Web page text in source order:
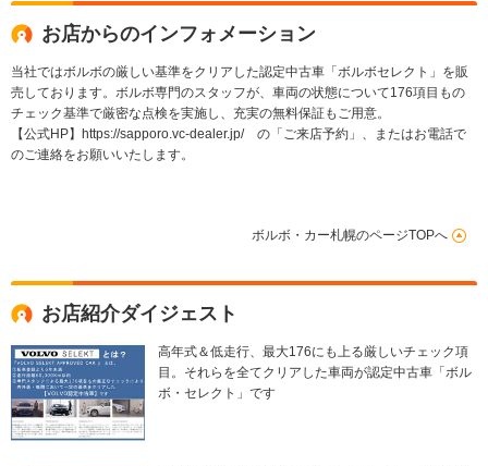
お店からのインフォメーション
当社ではボルボの厳しい基準をクリアした認定中古車「ボルボセレクト」を販
売しております。ボルボ専門のスタッフが、車両の状態について176項目もの
チェック基準で厳密な点検を実施し、充実の無料保証もご用意。
【公式HP】https://sapporo.vc-dealer.jp/ の「ご来店予約」、またはお電話で
のご連絡をお願いいたします。
ボルボ・カー札幌のページTOPへ
お店紹介ダイジェスト
高年式＆低走行、最大176にも上る厳しいチェック項
目。それらを全てクリアした車両が認定中古車「ボル
ボ・セレクト」です